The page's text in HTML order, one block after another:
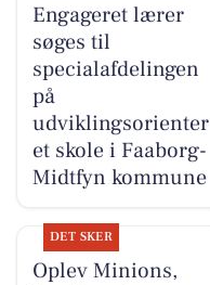
Engageret lærer
søges til
specialafdelingen
på
udviklingsorienter
et skole i Faaborg-
Midtfyn kommune
DET SKER
Oplev Minions,